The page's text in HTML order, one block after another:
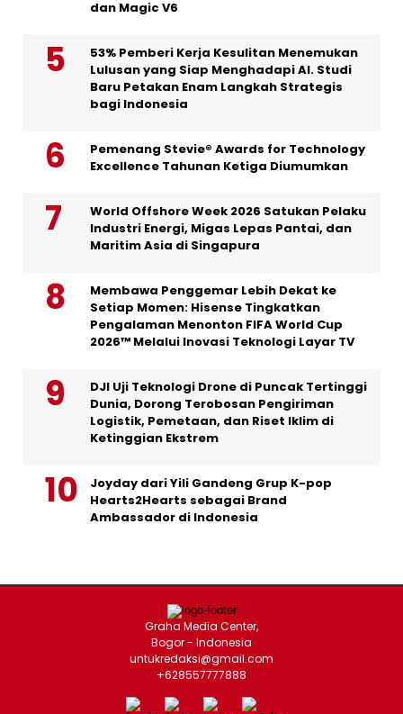
dan Magic V6
53% Pemberi Kerja Kesulitan Menemukan
Lulusan yang Siap Menghadapi AI. Studi
Baru Petakan Enam Langkah Strategis
bagi Indonesia
Pemenang Stevie® Awards for Technology
Excellence Tahunan Ketiga Diumumkan
World Offshore Week 2026 Satukan Pelaku
Industri Energi, Migas Lepas Pantai, dan
Maritim Asia di Singapura
Membawa Penggemar Lebih Dekat ke
Setiap Momen: Hisense Tingkatkan
Pengalaman Menonton FIFA World Cup
2026™ Melalui Inovasi Teknologi Layar TV
DJI Uji Teknologi Drone di Puncak Tertinggi
Dunia, Dorong Terobosan Pengiriman
Logistik, Pemetaan, dan Riset Iklim di
Ketinggian Ekstrem
Joyday dari Yili Gandeng Grup K-pop
Hearts2Hearts sebagai Brand
Ambassador di Indonesia
Graha Media Center,
Bogor - Indonesia
untukredaksi@gmail.com
+628557777888